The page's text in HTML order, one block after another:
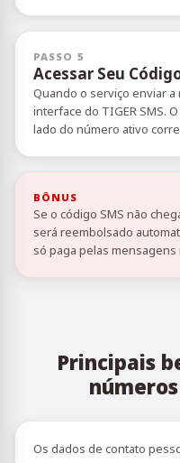
PASSO 5
Acessar Seu
Quando o serviço enviar
interface do TIGER SMS.
lado do número ativo
BÔNUS
Se o código SMS não
será reembolsado
só paga pelas
Principais
Os dados de contato